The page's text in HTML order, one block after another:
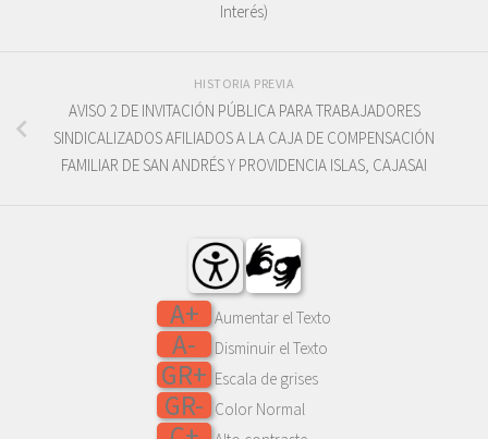
Interés)
HISTORIA PREVIA
AVISO 2 DE INVITACIÓN PÚBLICA PARA TRABAJADORES
SINDICALIZADOS AFILIADOS A LA CAJA DE COMPENSACIÓN
FAMILIAR DE SAN ANDRÉS Y PROVIDENCIA ISLAS, CAJASAI
A+ Aumentar el Texto
A- Disminuir el Texto
GR+ Escala de grises
GR- Color Normal